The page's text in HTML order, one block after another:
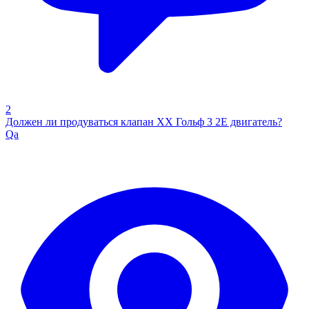
2
Должен ли продуваться клапан ХХ Гольф 3 2Е двигатель?
Qa